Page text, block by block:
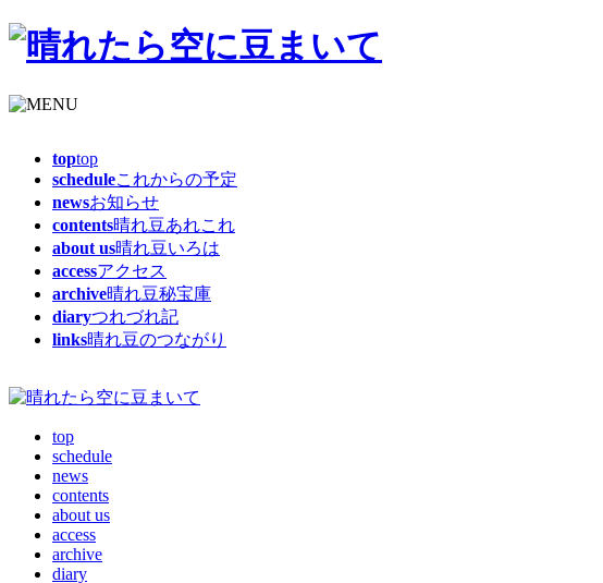
toptop
scheduleこれからの予定
newsお知らせ
contents晴れ豆あれこれ
about us晴れ豆いろは
accessアクセス
archive晴れ豆秘宝庫
diaryつれづれ記
links晴れ豆のつながり
top
schedule
news
contents
about us
access
archive
diary